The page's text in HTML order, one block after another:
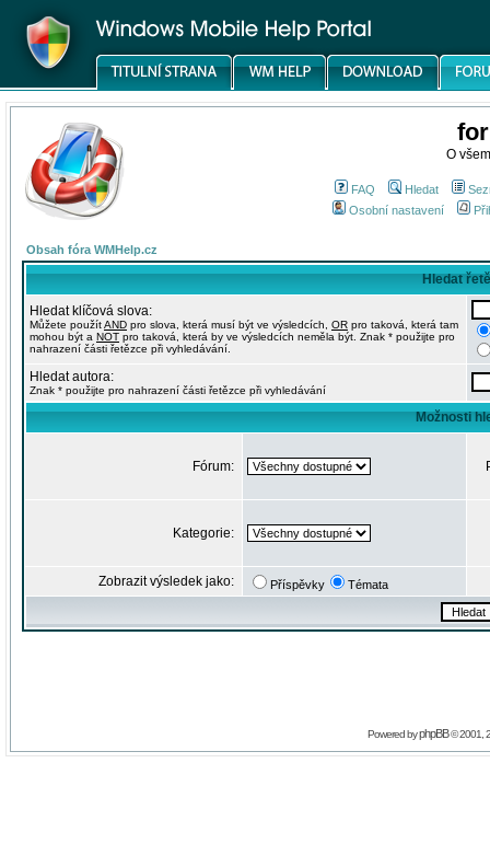
O
FAQ Hledat
Osobní nastavení
Obsah fóra WMHelp.cz
Hledat
Hledat klíčová slova:
Můžete použítAND pro slova, která musí být ve výsledcích, OR pro taková, která tam
mohou být a NOT pro taková, která by ve výsledcích neměla být. Znak * použijte pro
nahrazení části řetězce při vyhledávání.
Hledat autora:
Znak * použijte pro nahrazení části řetězce při vyhledávání
Možnosti
Fórum:
Kategorie:
Zobrazit výsledek jako: Příspěvky Témata
Powered byphpBB© 2001,